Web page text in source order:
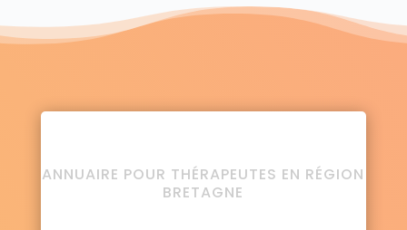
ANNUAIRE POUR THÉRAPEUTES EN RÉGION
BRETAGNE